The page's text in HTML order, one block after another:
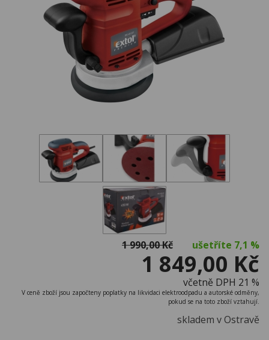
1 990,00 Kč ušetříte 7,1 %
1 849,00 Kč
včetně DPH 21 %
V ceně zboží jsou započteny poplatky na likvidaci elektroodpadu a autorské odměny,
pokud se na toto zboží vztahují.
skladem v Ostravě